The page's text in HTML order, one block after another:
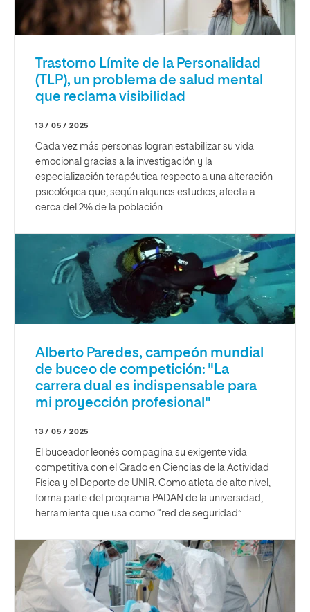
Trastorno Límite de la Personalidad
(TLP), un problema de salud mental
que reclama visibilidad
13 / 05 / 2025
Cada vez más personas logran estabilizar su vida
emocional gracias a la investigación y la
especialización terapéutica respecto a una alteración
psicológica que, según algunos estudios, afecta a
cerca del 2% de la población.
Alberto Paredes, campeón mundial
de buceo de competición: "La
carrera dual es indispensable para
mi proyección profesional"
13 / 05 / 2025
El buceador leonés compagina su exigente vida
competitiva con el Grado en Ciencias de la Actividad
Física y el Deporte de UNIR. Como atleta de alto nivel,
forma parte del programa PADAN de la universidad,
herramienta que usa como “red de seguridad”.